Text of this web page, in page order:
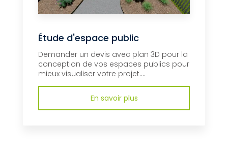
Étude d'espace public
Demander un devis avec plan 3D pour la
conception de vos espaces publics pour
mieux visualiser votre projet....
En savoir plus